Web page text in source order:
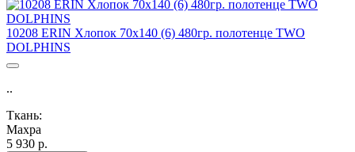
10208 ERIN Хлопок 70х140 (6) 480гр. полотенце TWO
DOLPHINS
..
Ткань:
Махра
5 930 р.